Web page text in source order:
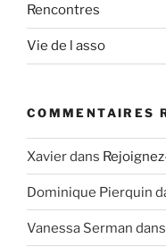
Rencontres
Vie de l asso
COMMENTAIRES
Xavierdans
Dominique Pierquin
Vanessa Serman dans